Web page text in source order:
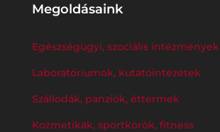
Megoldásaink
Egészségügyi, szociális intézmények
Laboratóriumok, kutatóintézetek
Szállodák, panziók, éttermek
Kozmetikák, sportkörök, fitness